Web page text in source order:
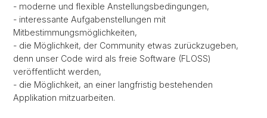
- moderne und flexible Anstellungsbedingungen,
- interessante Aufgabenstellungen mit
Mitbestimmungsmöglichkeiten,
- die Möglichkeit, der Community etwas zurückzugeben,
denn unser Code wird als freie Software (FLOSS)
veröffentlicht werden,
- die Möglichkeit, an einer langfristig bestehenden
Applikation mitzuarbeiten.